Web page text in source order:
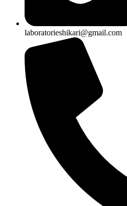
laboratorieshikari@gmail.com